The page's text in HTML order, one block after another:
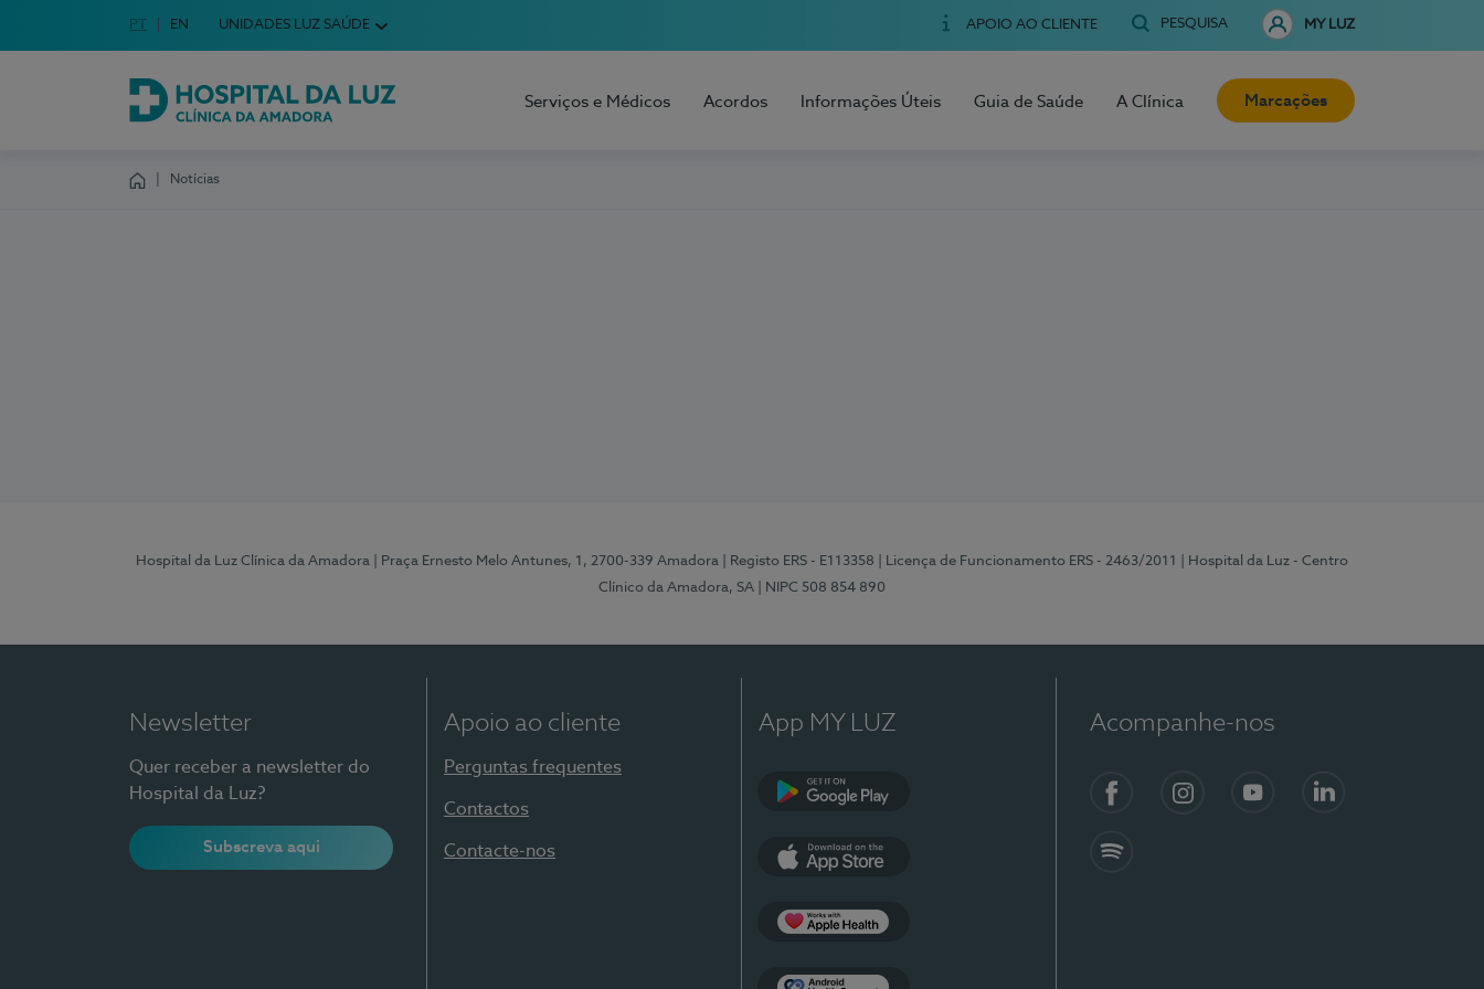
Escolha o seu idioma
Idioma em Português
PT English Language
EN UNIDADES LUZ SAÚDE APOIO AO CLIENTE PESQUISA MY LUZ
Hospital da Luz Clínica da Amadora
Serviços e Médicos Acordos Informações Úteis Guia de Saúde A Clínica Marcações
Notícias
Hospital da Luz Clínica da Amadora | Praça Ernesto Melo Antunes, 1, 2700-339 Amadora | Registo ERS - E113358 | Licença de Funcionamento ERS - 2463/2011
| Hospital da Luz - Centro
Clínico da Amadora, SA
| NIPC 508 854 890
Newsletter
Quer receber a newsletter do
Hospital da Luz?
Subscreva aqui
Apoio ao cliente
Perguntas frequentes
Contactos
Contacte-nos
App MY LUZ Acompanhe-nos